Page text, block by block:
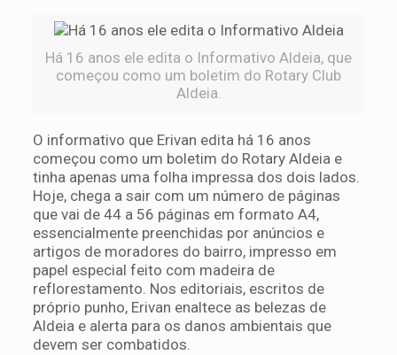
Há 16 anos ele edita o Informativo Aldeia, que
começou como um boletim do Rotary Club
Aldeia.
O informativo que Erivan edita há 16 anos
começou como um boletim do Rotary Aldeia e
tinha apenas uma folha impressa dos dois lados.
Hoje, chega a sair com um número de páginas
que vai de 44 a 56 páginas em formato A4,
essencialmente preenchidas por anúncios e
artigos de moradores do bairro, impresso em
papel especial feito com madeira de
reflorestamento. Nos editoriais, escritos de
próprio punho, Erivan enaltece as belezas de
Aldeia e alerta para os danos ambientais que
devem ser combatidos.